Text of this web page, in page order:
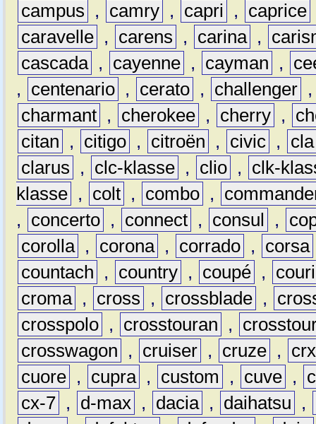
campus
, camry , capri , caprice
caravelle , carens , carina ,
cascada , cayenne , cayman ,
,
centenario , cerato , challenger
charmant , cherokee , cherry ,
citan
, citigo , citroën , civic ,
cla
clarus
, clc-klasse , clio ,
clk-
klasse , colt , combo ,
,
concerto , connect , consul ,
corolla , corona , corrado , corsa
countach
, country , coupé ,
croma , cross , crossblade ,
crosspolo , crosstouran ,
crosswagon
, cruiser , cruze ,
crx
cuore , cupra , custom , cuve ,
cx-7 , d-max , dacia , daihatsu
,